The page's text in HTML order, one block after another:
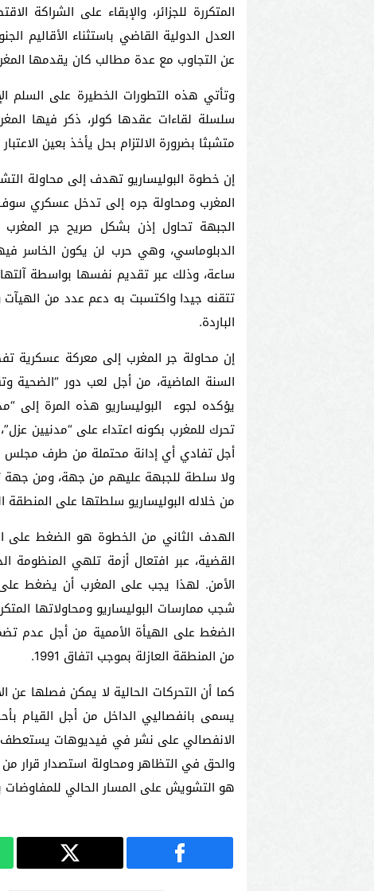
المتكررة للجزائر، والإبقاء على الشراكة
العدل الدولية القاضي باستثناء الأقاليم
عن التجاوب مع عدة مطالب كان يقدمها
وتأتي هذه التطورات الخطيرة على
سلسلة لقاءات عقدها كولر، ذكر فيها
متشبثا بضرورة الالتزام بحل يأخذ بعين
إن خطوة البوليساريو تهدف إلى محاولة
المغرب ومحاولة جره إلى تدخل عسكري سوف
الجبهة تحاول إذن بشكل صريح جر
ساعة، وذلك عبر تقديم نفسها بواسطة
تتقنه جيدا واكتسبت به دعم عدد من الهيآت
الباردة.
إن محاولة جر المغرب إلى معركة عسكرية
السنة الماضية، من أجل لعب دور “الضحية
يؤكده لجوء البوليساريو هذه المرة إلى
تحرك للمغرب بكونه اعتداء على “مدنيين
أجل تفادي أي إدانة محتملة من طرف مجلس
ولا سلطة للجبهة عليهم من جهة، ومن جهة
من خلاله البوليساريو سلطتها على المنطقة
الهدف الثاني من الخطوة هو الضغط على
القضية، عبر افتعال أزمة تلهي
الأمن. لهذا يجب على المغرب أن يضغط
شجب ممارسات البوليساريو ومحاولاتها
الضغط على الهيأة الأممية من أجل عدم
من المنطقة العازلة بموجب اتفاق 1991.
كما أن التحركات الحالية لا يمكن فصلها عن
يسمى بانفصاليي الداخل من أجل القيام
الانفصالي على نشر في فيديوهات يستعطف
والحق في التظاهر ومحاولة استصدار قرار
هو التشويش على المسار الحالي للمفاوضات